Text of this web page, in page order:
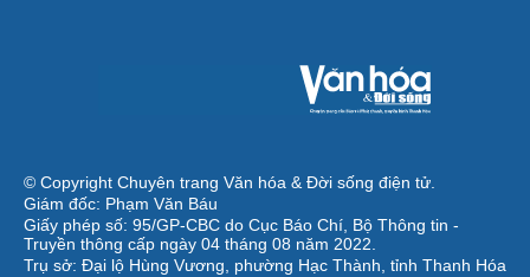
© Copyright Chuyên trang Văn hóa & Đời sống điện tử.
Giám đốc: Phạm Văn Báu
Giấy phép số: 95/GP-CBC do Cục Báo Chí, Bộ Thông tin -
Truyền thông cấp ngày 04 tháng 08 năm 2022.
Trụ sở: Đại lộ Hùng Vương, phường Hạc Thành, tỉnh Thanh Hóa